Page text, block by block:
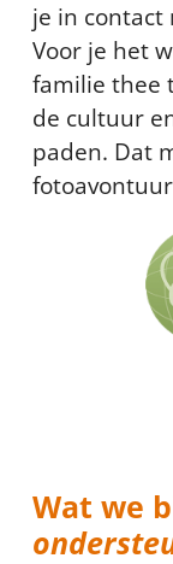
je in contact
Voor je het
familie thee
de cultuur
paden. Dat
Wat we